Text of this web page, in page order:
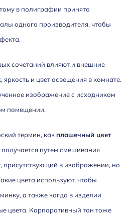
в полиграфии принято
одного производителя, чтобы
сочетаний влияют и внешние
и цвет освещения в комнате.
изображение с исходником
помещении.
термин, как плашечный цвет
путем смешивания
присутствующий в изображении, но
цвета используют, чтобы
а также когда в изделии
цвета. Корпоративный тон тоже